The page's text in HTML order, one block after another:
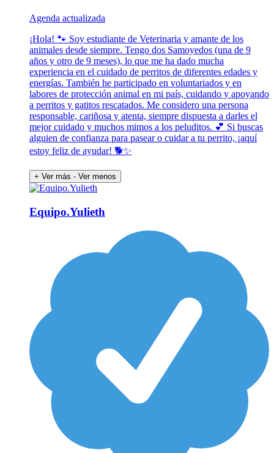
Agenda actualizada
¡Hola! 🐾 Soy estudiante de Veterinaria y amante de los
animales desde siempre. Tengo dos Samoyedos (una de 9
años y otro de 9 meses), lo que me ha dado mucha
experiencia en el cuidado de perritos de diferentes edades y
energías. También he participado en voluntariados y en
labores de protección animal en mi país, cuidando y apoyando
a perritos y gatitos rescatados. Me considero una persona
responsable, cariñosa y atenta, siempre dispuesta a darles el
mejor cuidado y muchos mimos a los peluditos. 💕 Si buscas
alguien de confianza para pasear o cuidar a tu perrito, ¡aquí
estoy feliz de ayudar! 🐕✨
+ Ver más - Ver menos
Equipo.Yulieth